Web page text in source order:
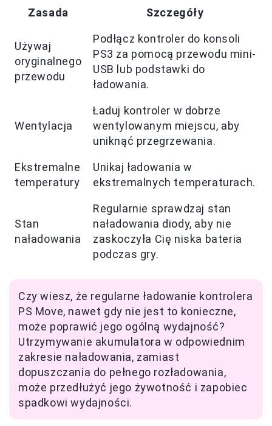
Zasada Szczegóły
Używaj
oryginalnego
przewodu
Podłącz kontroler do konsoli
PS3 za pomocą przewodu mini-
USB lub podstawki do
ładowania.
Wentylacja
Ładuj kontroler w dobrze
wentylowanym miejscu, aby
uniknąć przegrzewania.
Ekstremalne
temperatury
Unikaj ładowania w
ekstremalnych temperaturach.
Stan
naładowania
Regularnie sprawdzaj stan
naładowania diody, aby nie
zaskoczyła Cię niska bateria
podczas gry.
Czy wiesz, że regularne ładowanie kontrolera
PS Move, nawet gdy nie jest to konieczne,
może poprawić jego ogólną wydajność?
Utrzymywanie akumulatora w odpowiednim
zakresie naładowania, zamiast
dopuszczania do pełnego rozładowania,
może przedłużyć jego żywotność i zapobiec
spadkowi wydajności.